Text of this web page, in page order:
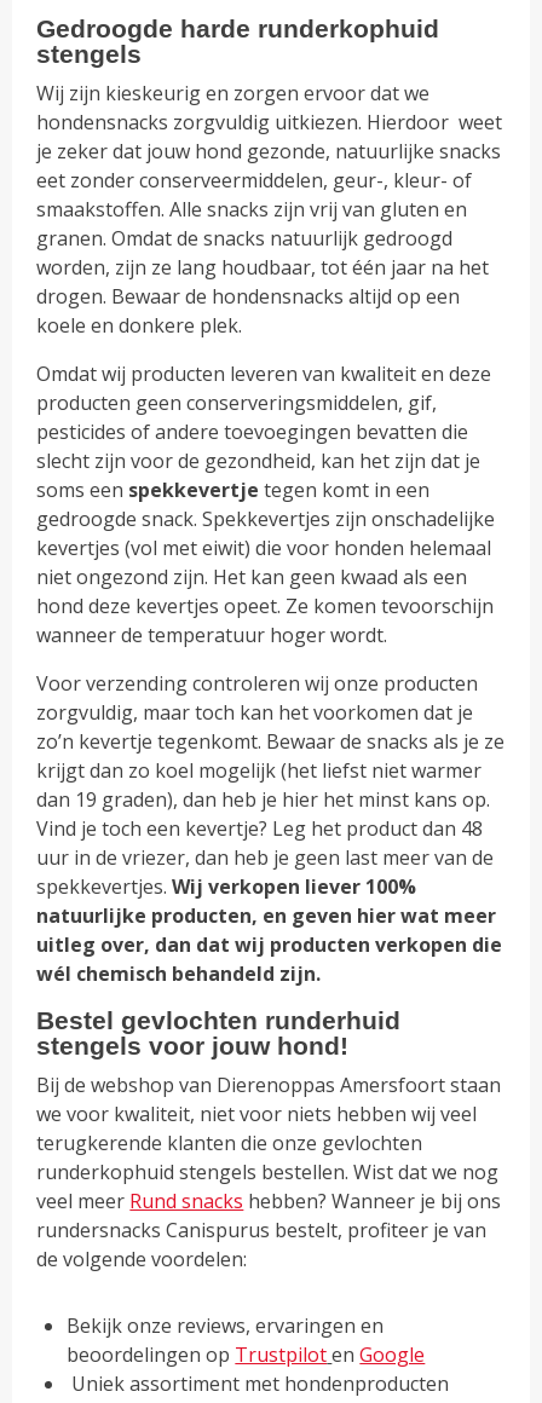
Gedroogde harde runderkophuid
stengels
Wij zijn kieskeurig en zorgen ervoor dat we
hondensnacks zorgvuldig uitkiezen. Hierdoor weet
je zeker dat jouw hond gezonde, natuurlijke snacks
eet zonder conserveermiddelen, geur-, kleur- of
smaakstoffen. Alle snacks zijn vrij van gluten en
granen. Omdat de snacks natuurlijk gedroogd
worden, zijn ze lang houdbaar, tot één jaar na het
drogen. Bewaar de hondensnacks altijd op een
koele en donkere plek.
Omdat wij producten leveren van kwaliteit en deze
producten geen conserveringsmiddelen, gif,
pesticides of andere toevoegingen bevatten die
slecht zijn voor de gezondheid, kan het zijn dat je
soms een spekkevertje tegen komt in een
gedroogde snack. Spekkevertjes zijn onschadelijke
kevertjes (vol met eiwit) die voor honden helemaal
niet ongezond zijn. Het kan geen kwaad als een
hond deze kevertjes opeet. Ze komen tevoorschijn
wanneer de temperatuur hoger wordt.
Voor verzending controleren wij onze producten
zorgvuldig, maar toch kan het voorkomen dat je
zo’n kevertje tegenkomt. Bewaar de snacks als je ze
krijgt dan zo koel mogelijk (het liefst niet warmer
dan 19 graden), dan heb je hier het minst kans op.
Vind je toch een kevertje? Leg het product dan 48
uur in de vriezer, dan heb je geen last meer van de
spekkevertjes.Wij verkopen liever 100%
natuurlijke producten, en geven hier wat meer
uitleg over, dan dat wij producten verkopen die
wél chemisch behandeld zijn.
Bestel gevlochten runderhuid
stengels voor jouw hond!
Bij de webshop van Dierenoppas Amersfoort staan
we voor kwaliteit, niet voor niets hebben wij veel
terugkerende klanten die onze gevlochten
runderkophuid stengels bestellen. Wist dat we nog
veel meer Rund snacks hebben? Wanneer je bij ons
rundersnacks Canispurus bestelt, profiteer je van
de volgende voordelen:
Bekijk onze reviews, ervaringen en
beoordelingen op TrustpilotenGoogle
Uniek assortiment met hondenproducten